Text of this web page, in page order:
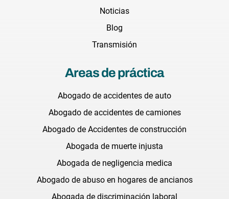
Noticias
Blog
Transmisión
Areas de práctica
Abogado de accidentes de auto
Abogado de accidentes de camiones
Abogado de Accidentes de construcción
Abogada de muerte injusta
Abogada de negligencia medica
Abogado de abuso en hogares de ancianos
Abogada de discriminación laboral